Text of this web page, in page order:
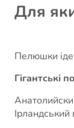
Для
Пелюшки
Гігантські